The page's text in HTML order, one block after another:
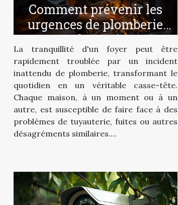
Comment prévenir les
urgences de plomberie
chez soi
La tranquillité d'un foyer peut être
rapidement troublée par un incident
inattendu de plomberie, transformant le
quotidien en un véritable casse-tête.
Chaque maison, à un moment ou à un
autre, est susceptible de faire face à des
problèmes de tuyauterie, fuites ou autres
désagréments similaires....